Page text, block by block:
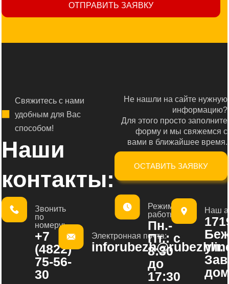
ОТПРАВИТЬ ЗАЯВКУ
Свяжитесь с нами
удобным для Вас
способом!
Наши
контакты:
Не нашли на сайте нужную
информацию?
Для этого просто заполните
форму и мы свяжемся с
вами в ближайшее время.
ОСТАВИТЬ ЗАЯВКУ
Звонить
по
номеру:
+7
(4822)
75-56-
30
Электронная почта:
Режим
работы:
Пн.-
Пт.: с
8:30
до
17:30
Наш
ул.